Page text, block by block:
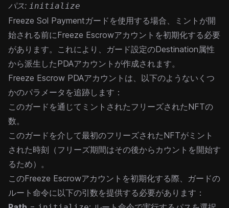
パス: initialize
Freeze Sol Paymentガードを使用する場合、ミントが開
始される前にFreeze Escrowアカウントを初期化する必要
があります。これにより、ガード設定のDestination属性
から派生したPDAアカウントが作成されます。
Freeze Escrow PDAアカウントは、以下のようないくつ
かのパラメータを追跡します：
このガードを通じてミントされたフリーズされたNFTの
数。
このガードを介して最初のフリーズされたNFTがミント
された時刻（フリーズ期間はその後からカウントを開始す
るため）。
このFreeze Escrowアカウントを初期化する際、ガードの
ルート命令に以下の引数を提供する必要があります：